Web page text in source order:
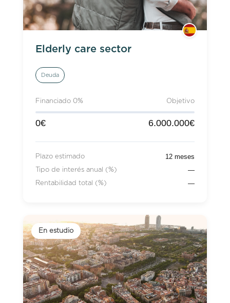
Elderly care sector
Deuda
Financiado 0% Objetivo
0€ 6.000.000€
Plazo estimado 12 meses
Tipo de interés anual (%) —
Rentabilidad total (%) —
En estudio